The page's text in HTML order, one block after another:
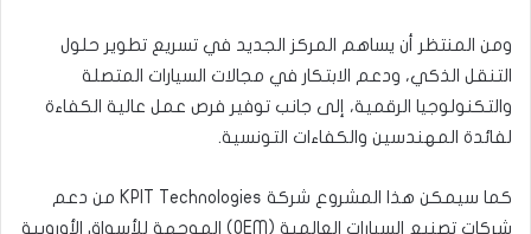
ومن المنتظر أن يساهم المركز الجديد في تسريع تطوير حلول
التنقل الذكي، ودعم الابتكار في مجالات السيارات المتصلة
والتكنولوجيا الرقمية، إلى جانب توفير فرص عمل عالية الكفاءة
لفائدة المهندسين والكفاءات التونسية.
كما سيمكن هذا المشروع شركة KPIT Technologies من دعم
شركات تصنيع السيارات العالمية (OEM) الموجهة للأسواق الأوروبية